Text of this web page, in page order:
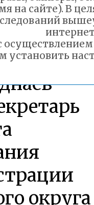
округа
на сайте). В
установить